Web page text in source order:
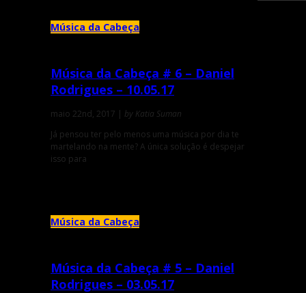
Música da Cabeça
Música da Cabeça # 6 – Daniel
Rodrigues – 10.05.17
maio 22nd, 2017 | by Katia Suman
Já pensou ter pelo menos uma música por dia te
martelando na mente? A única solução é despejar
isso para
Música da Cabeça
Música da Cabeça # 5 – Daniel
Rodrigues – 03.05.17